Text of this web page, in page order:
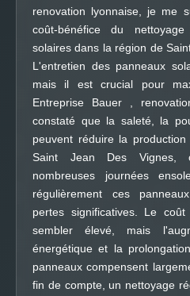
renovation lyonnaise, je me
coût-bénéfice du
solaires dans la région de
L'entretien des panneaux
mais il est crucial pour
Entreprise Bauer ,
constaté que la saleté, la
peuvent réduire la
Saint Jean Des Vignes,
nombreuses journées
régulièrement ces
pertes significatives. Le
sembler élevé, mais
énergétique et la
panneaux compensent
fin de compte, un nettoyage